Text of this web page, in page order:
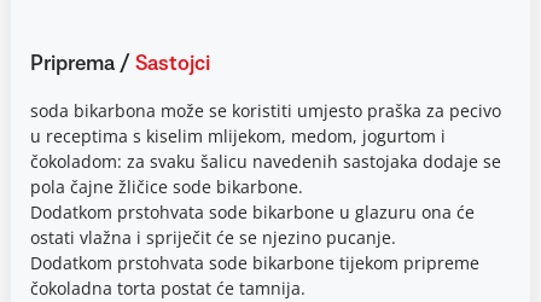
Priprema / Sastojci
soda bikarbona može se koristiti umjesto praška za pecivo
u receptima s kiselim mlijekom, medom, jogurtom i
čokoladom: za svaku šalicu navedenih sastojaka dodaje se
pola čajne žličice sode bikarbone.
Dodatkom prstohvata sode bikarbone u glazuru ona će
ostati vlažna i spriječit će se njezino pucanje.
Dodatkom prstohvata sode bikarbone tijekom pripreme
čokoladna torta postat će tamnija.